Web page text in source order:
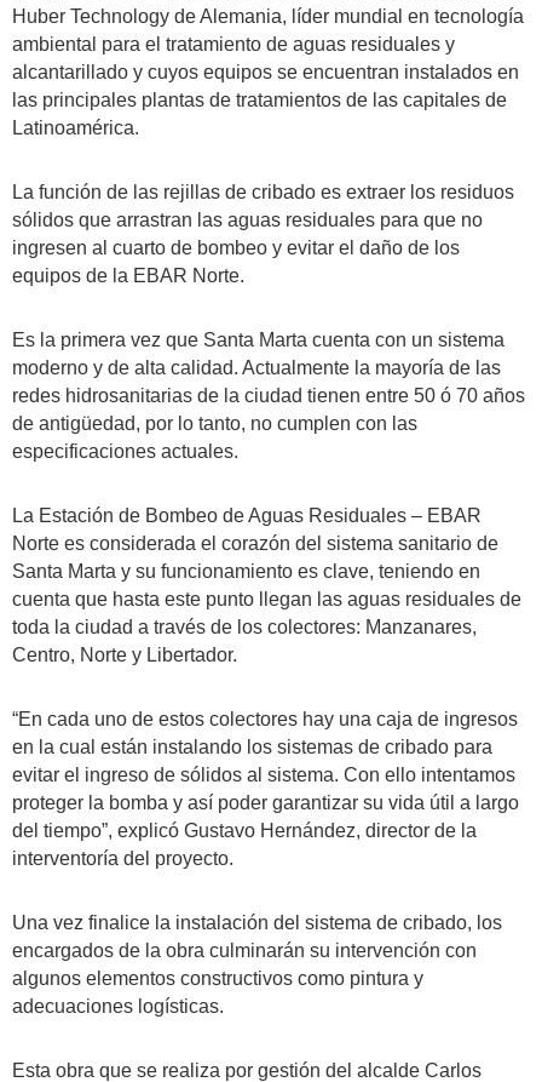
Huber Technology de Alemania, líder mundial en tecnología
ambiental para el tratamiento de aguas residuales y
alcantarillado y cuyos equipos se encuentran instalados en
las principales plantas de tratamientos de las capitales de
Latinoamérica.
La función de las rejillas de cribado es extraer los residuos
sólidos que arrastran las aguas residuales para que no
ingresen al cuarto de bombeo y evitar el daño de los
equipos de la EBAR Norte.
Es la primera vez que Santa Marta cuenta con un sistema
moderno y de alta calidad. Actualmente la mayoría de las
redes hidrosanitarias de la ciudad tienen entre 50 ó 70 años
de antigüedad, por lo tanto, no cumplen con las
especificaciones actuales.
La Estación de Bombeo de Aguas Residuales – EBAR
Norte es considerada el corazón del sistema sanitario de
Santa Marta y su funcionamiento es clave, teniendo en
cuenta que hasta este punto llegan las aguas residuales de
toda la ciudad a través de los colectores: Manzanares,
Centro, Norte y Libertador.
“En cada uno de estos colectores hay una caja de ingresos
en la cual están instalando los sistemas de cribado para
evitar el ingreso de sólidos al sistema. Con ello intentamos
proteger la bomba y así poder garantizar su vida útil a largo
del tiempo”, explicó Gustavo Hernández, director de la
interventoría del proyecto.
Una vez finalice la instalación del sistema de cribado, los
encargados de la obra culminarán su intervención con
algunos elementos constructivos como pintura y
adecuaciones logísticas.
Esta obra que se realiza por gestión del alcalde Carlos